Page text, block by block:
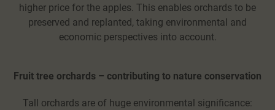
higher price for the apples. This enables orchards to be
preserved and replanted, taking environmental and
economic perspectives into account.
Fruit tree orchards – contributing to nature conservation
Tall orchards are of huge environmental significance: